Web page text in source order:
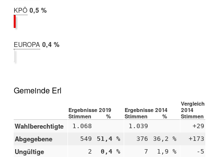
KPÖ 2019:
0,5 %
EUROPA 2019:
0,4 %
Gemeinde Erl
Ergebnisse 2019 Ergebnisse 2014
Vergleich
2014
Stimmen
% Stimmen % Stimmen
Wahlberechtigte 1.068 1.039 +29
Abgegebene 549 51,4 % 376 36,2 % +173
Ungültige 2 0,4 % 7 1,9 % -5